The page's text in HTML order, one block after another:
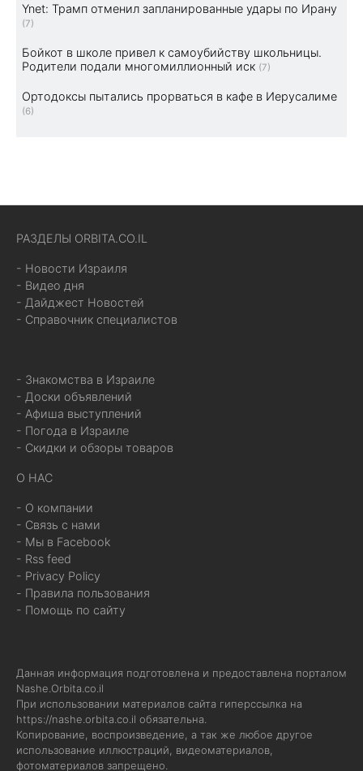
Ynet: Трамп отменил запланированные удары по Ирану
(7)
Бойкот в школе привел к самоубийству школьницы.
Родители подали многомиллионный иск (7)
Ортодоксы пытались прорваться в кафе в Иерусалиме
(6)
РАЗДЕЛЫ ORBITA.CO.IL
- Новости Израиля
- Видео дня
- Дайджест Новостей
- Справочник специалистов
- Знакомства в Израиле
- Доски объявлений
- Афиша выступлений
- Погода в Израиле
- Скидки и обзоры товаров
О НАС
- О компании
- Связь с нами
- Мы в Facebook
- Rss feed
- Privacy Policy
- Правила пользования
- Помощь по сайту
Данная информация подготовлена и предоставлена порталом
Nashe.Orbita.co.il
При использовании материалов сайта гиперссылка на
https://nashe.orbita.co.il обязательна.
Копирование, воспроизведение, а так же любое другое
использование иллюстраций, видеоматериалов,
фотоматериалов запрещено.